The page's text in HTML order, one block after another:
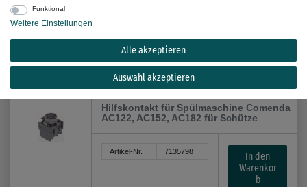
Alle Filteroptionen anzeigen (9)
Hilfskontakt für Spülmaschine Comenda
AC122, AC152, AC182 für Schütze
Artikel-Nr. 7135798
In den
Warenkor
b
Funktional
Weitere Einstellungen
Alle akzeptieren
Auswahl akzeptieren